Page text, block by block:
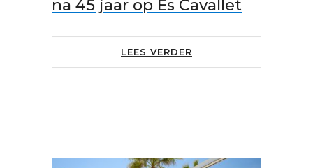
na 45 jaar op Es Cavallet
LEES VERDER